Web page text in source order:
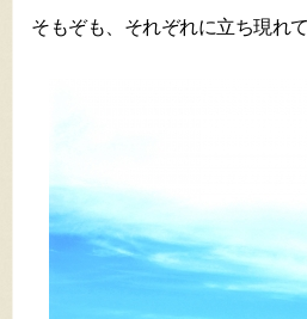
そもぞも、それぞれに立ち現れ